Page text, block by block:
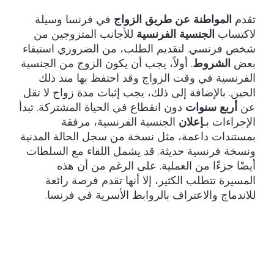
تقدم المواطنة عن طريق الزواج في فرنسا وسيلة
لاكتساب الجنسية الفرنسية للأجانب المتزوجين من
شخص فرنسي. لتقديم الطلب، من الضروري استيفاء
بعض الشروط. أولاً، يجب أن يكون الزوج من الجنسية
الفرنسية في وقت الزواج وقد احتفظ بها منذ ذلك
الحين. بالإضافة إلى ذلك، يجب إثبات مدة زواج لا تقل
عن أربع سنوات دون انقطاع في الحياة المشتركة. تبدأ
الإجراءات بـإعلان الجنسية الفرنسية، مرفقة
بمستندات داعمة، مثل نسخة من سجل الحالة المدنية
ونسخة فرنسية حديثة. قد يشمل اللقاء مع السلطات
أيضًا جزءًا من العملية. على الرغم من أن هذه
المسيرة تتطلب الكثير، إلا أنها تقدم فرصة رائعة
للاندماج والاعتراف بالروابط الأسرية في فرنسا.